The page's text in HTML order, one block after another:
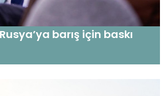
barış için baskı